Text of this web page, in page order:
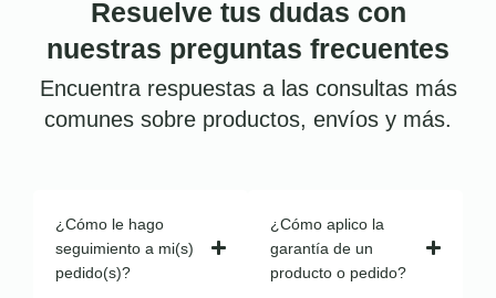
Resuelve tus dudas con
nuestras preguntas frecuentes
Encuentra respuestas a las consultas más
comunes sobre productos, envíos y más.
¿Cómo le hago
seguimiento a mi(s)
pedido(s)?
¿Cómo aplico la
garantía de un
producto o pedido?